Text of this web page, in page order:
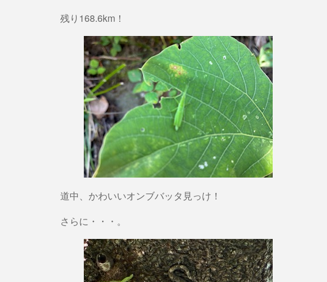
残り168.6km！
道中、かわいいオンブバッタ見っけ！
さらに・・・。